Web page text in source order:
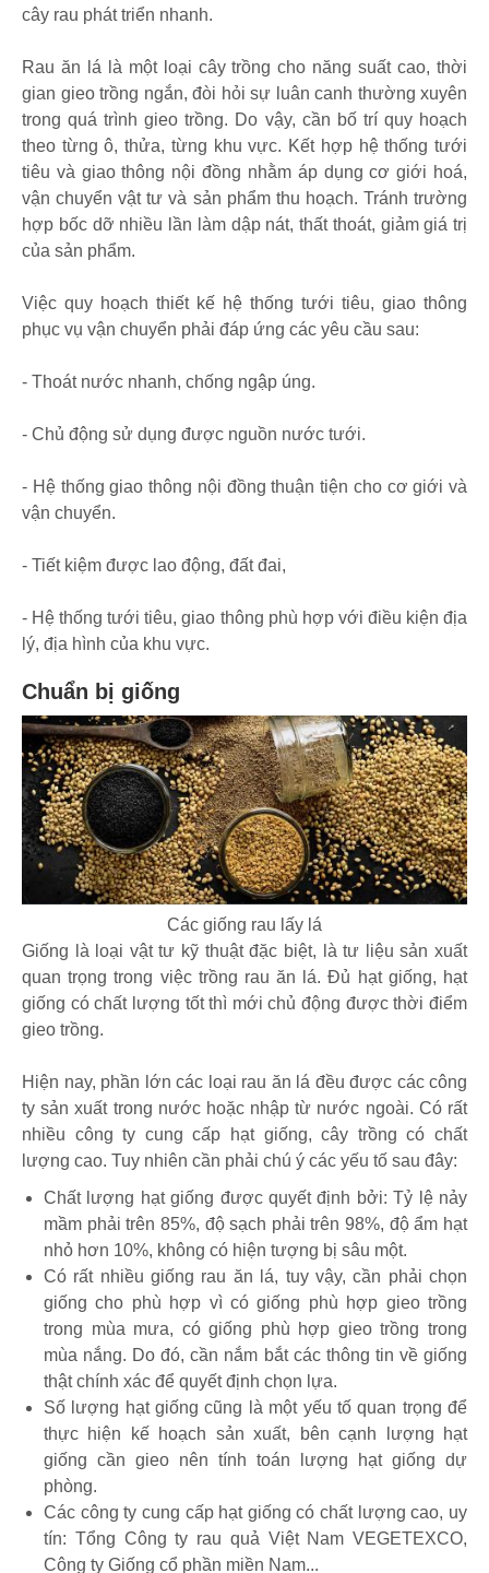
cây rau phát triển nhanh.
Rau ăn lá là một loại cây trồng cho năng suất cao, thời
gian gieo trồng ngắn, đòi hỏi sự luân canh thường xuyên
trong quá trình gieo trồng. Do vậy, cần bố trí quy hoạch
theo từng ô, thửa, từng khu vực. Kết hợp hệ thống tưới
tiêu và giao thông nội đồng nhằm áp dụng cơ giới hoá,
vận chuyển vật tư và sản phẩm thu hoạch. Tránh trường
hợp bốc dỡ nhiều lần làm dập nát, thất thoát, giảm giá trị
của sản phẩm.
Việc quy hoạch thiết kế hệ thống tưới tiêu, giao thông
phục vụ vận chuyển phải đáp ứng các yêu cầu sau:
- Thoát nước nhanh, chống ngập úng.
- Chủ động sử dụng được nguồn nước tưới.
- Hệ thống giao thông nội đồng thuận tiện cho cơ giới và
vận chuyển.
- Tiết kiệm được lao động, đất đai,
- Hệ thống tưới tiêu, giao thông phù hợp với điều kiện địa
lý, địa hình của khu vực.
Chuẩn bị giống
Các giống rau lấy lá
Giống là loại vật tư kỹ thuật đặc biệt, là tư liệu sản xuất
quan trọng trong việc trồng rau ăn lá. Đủ hạt giống, hạt
giống có chất lượng tốt thì mới chủ động được thời điểm
gieo trồng.
Hiện nay, phần lớn các loại rau ăn lá đều được các công
ty sản xuất trong nước hoặc nhập từ nước ngoài. Có rất
nhiều công ty cung cấp hạt giống, cây trồng có chất
lượng cao. Tuy nhiên cần phải chú ý các yếu tố sau đây:
Chất lượng hạt giống được quyết định bởi: Tỷ lệ nảy
mầm phải trên 85%, độ sạch phải trên 98%, độ ẩm hạt
nhỏ hơn 10%, không có hiện tượng bị sâu một.
Có rất nhiều giống rau ăn lá, tuy vậy, cần phải chọn
giống cho phù hợp vì có giống phù hợp gieo trồng
trong mùa mưa, có giống phù hợp gieo trồng trong
mùa nắng. Do đó, cần nắm bắt các thông tin về giống
thật chính xác để quyết định chọn lựa.
Số lượng hạt giống cũng là một yếu tố quan trọng để
thực hiện kế hoạch sản xuất, bên cạnh lượng hạt
giống cần gieo nên tính toán lượng hạt giống dự
phòng.
Các công ty cung cấp hạt giống có chất lượng cao, uy
tín: Tổng Công ty rau quả Việt Nam VEGETEXCO,
Công ty Giống cổ phần miền Nam...